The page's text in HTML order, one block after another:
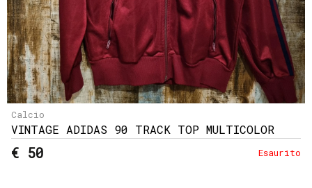
Calcio
VINTAGE ADIDAS 90 TRACK TOP MULTICOLOR
€ 50 Esaurito